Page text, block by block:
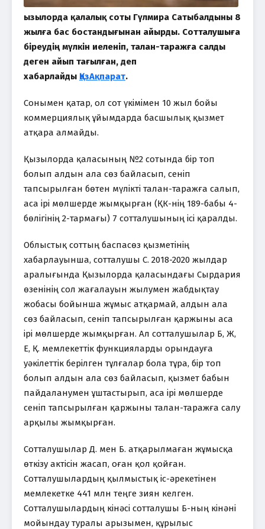
Қызылорда қалалық соты Гүлмира Сатыбалдыны 8
жылға бас бостандығынан айырды. Сотталушыға
біреудің мүлкін иеленіп, талан-таражға салды
деген айып тағылған, деп
хабарлайды ҚазАқпарат.
Сонымен қатар, ол сот үкімімен 10 жыл бойы
коммерциялық ұйымдарда басшылық қызмет
атқара алмайды.
Қызылорда қаласының №2 сотында бір топ
болып алдын ала сөз байласып, сеніп
тапсырылған бөтен мүлікті талан-таражға салып,
аса ірі мөлшерде жымқырған (ҚК-нің 189-бабы 4-
бөлігінің 2-тармағы) 7 сотталушының ісі қаралды.
Облыстық соттың баспасөз қызметінің
хабарлауынша, сотталушы С. 2018-2020 жылдар
аралығында Қызылорда қаласындағы Сырдария
өзенінің сол жағалауын жылумен жабдықтау
жобасы бойынша жұмыс атқармай, алдын ала
сөз байласып, сеніп тапсырылған қаржыны аса
ірі мөлшерде жымқырған. Ал сотталушылар Б, Ж,
Е, Қ. мемлекеттік функцияларды орындауға
уәкілеттік берілген тұлғалар бола тұра, бір топ
болып алдын ала сөз байласып, қызмет бабын
пайдаланумен ұштастырып, аса ірі мөлшерде
сеніп тапсырылған қаржыны талан-таражға салу
арқылы жымқырған.
Сотталушылар Д. мен Б. атқарылмаған жұмысқа
өткізу актісін жасап, оған қол қойған.
Сотталушылардың қылмыстық іс-әрекетінен
мемлекетке 441 млн теңге зиян келген.
Сотталушылардың кінәсі сотталушы Б-ның кінәні
мойындау туралы арызымен, құрылыс